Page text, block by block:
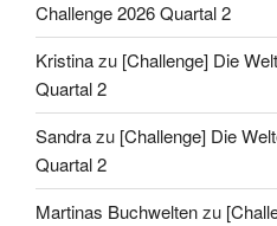
Challenge 2026 Quartal 2
Kristinazu [Challenge] Die
Quartal 2
Sandrazu [Challenge] Die
Quartal 2
Martinas Buchweltenzu